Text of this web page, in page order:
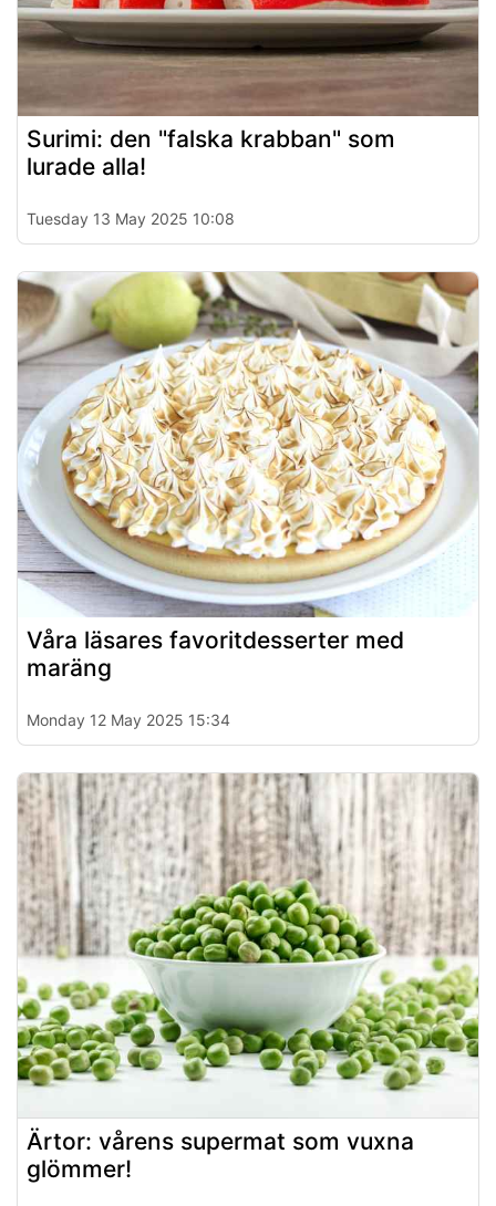
Surimi: den "falska krabban" som
lurade alla!
Tuesday 13 May 2025 10:08
Våra läsares favoritdesserter med
maräng
Monday 12 May 2025 15:34
Ärtor: vårens supermat som vuxna
glömmer!